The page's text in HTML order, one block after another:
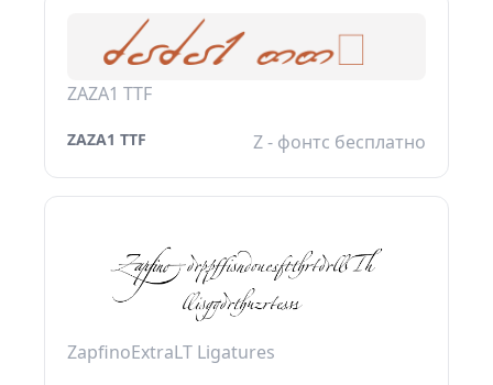
ZAZA1 TTF
ZAZA1 TTF Z - фонтс бесплатно
ZapfinoExtraLT Ligatures